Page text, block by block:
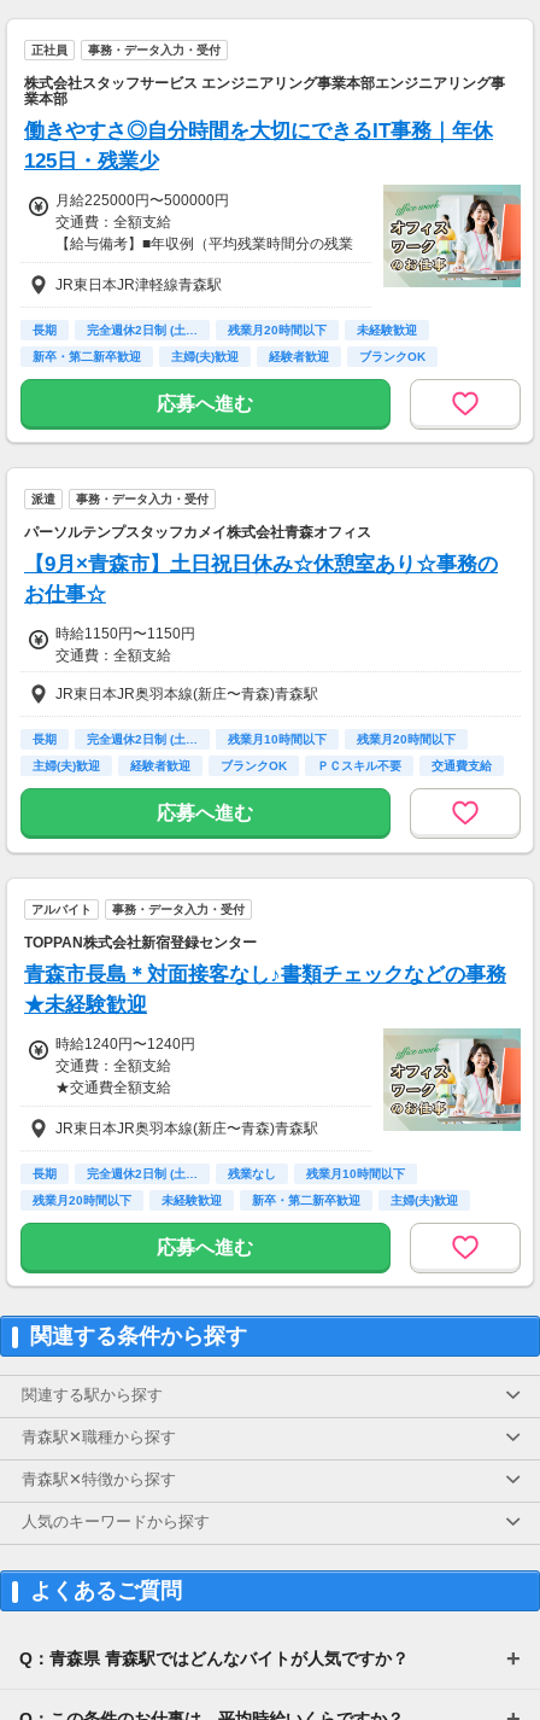
正社員 事務・データ入力・受付
株式会社スタッフサービス エンジニアリング事業本部エンジニアリング事
業本部
働きやすさ◎自分時間を大切にできるIT事務｜年休
125日・残業少
月給225000円〜500000円
交通費：全額支給
【給与備考】■年収例（平均残業時間分の残業
代含む）
※給与はスキルや能力により前後します。
・年収360万円（月収30万円）
※25歳 未経験・入社1年未満
※35歳 チームリーダー
■昇給あり（年1回）
「変動型人事制度」への切り替えが可能です。
成果・実績に応じて収入アップを
※希望者のみ、面談を実施したうえで決定しま
す。
■各種手当あり
・残業手当
・就業手当
・役職手当
・地域／住宅手当
・単身赴任手当
・継続手当
（同一就業先1年以上継続で月1万円を支給♪）
JR東日本JR津軽線青森駅
長期 完全週休2日制 (土… 残業月20時間以下
未経験歓迎
新卒・第二新卒歓迎
主婦(夫)歓迎 経験者歓迎
ブランクOK
交通費支給
応募へ進む
派遣 事務・データ入力・受付
パーソルテンプスタッフカメイ株式会社青森オフィス
【9月×青森市】土日祝日休み☆休憩室あり☆事務の
お仕事☆
時給1150円〜1150円
交通費：全額支給
JR東日本JR奥羽本線(新庄〜青森)青森駅
長期 完全週休2日制 (土… 残業月10時間以下
残業月20時間以下
主婦(夫)歓迎
経験者歓迎 ブランクOK ＰＣスキル不要 交通費支給
応募へ進む
アルバイト 事務・データ入力・受付
TOPPAN株式会社新宿登録センター
青森市長島＊対面接客なし♪書類チェックなどの事務
★未経験歓迎
時給1240円〜1240円
交通費：全額支給
★交通費全額支給
※定期代または実費交通費×勤務日数の少額の
方を支給
※最安値ルートでの申請、バス利用の場合は区
間距離1.5km以上
JR東日本JR奥羽本線(新庄〜青森)青森駅
長期 完全週休2日制 (土… 残業なし
残業月10時間以下
残業月20時間以下
未経験歓迎 新卒・第二新卒歓迎
主婦(夫)歓迎
シニア歓迎
応募へ進む
関連する条件から探す
関連する駅から探す
青森駅✕職種から探す
青森駅✕特徴から探す
人気のキーワードから探す
よくあるご質問
Q：青森県 青森駅ではどんなバイトが人気ですか？